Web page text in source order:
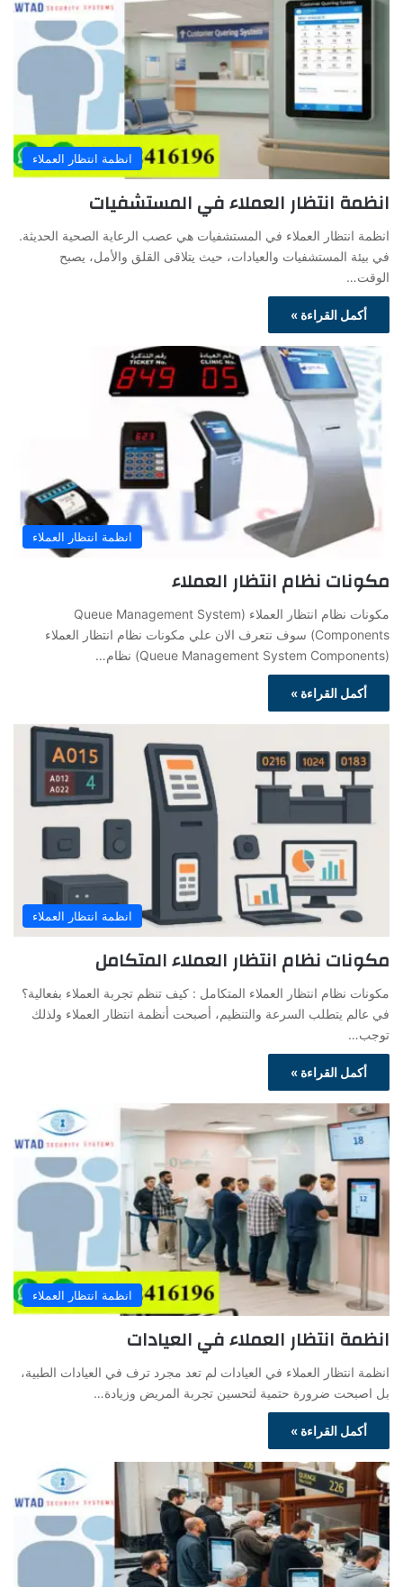
انظمة انتظار العملاء
انظمة انتظار العملاء في المستشفيات
انظمة انتظار العملاء في المستشفيات هي عصب الرعاية الصحية الحديثة.
في بيئة المستشفيات والعيادات، حيث يتلاقى القلق والأمل، يصبح
الوقت…
أكمل القراءة »
انظمة انتظار العملاء
مكونات نظام انتظار العملاء
مكونات نظام انتظار العملاء (Queue Management System
Components) سوف نتعرف الان علي مكونات نظام انتظار العملاء
(Queue Management System Components) نظام…
أكمل القراءة »
انظمة انتظار العملاء
مكونات نظام انتظار العملاء المتكامل
مكونات نظام انتظار العملاء المتكامل : كيف تنظم تجربة العملاء بفعالية؟
في عالم يتطلب السرعة والتنظيم، أصبحت أنظمة انتظار العملاء ولذلك
توجب…
أكمل القراءة »
انظمة انتظار العملاء
انظمة انتظار العملاء في العيادات
انظمة انتظار العملاء في العيادات لم تعد مجرد ترف في العيادات الطبية،
بل اصبحت ضرورة حتمية لتحسين تجربة المريض وزيادة…
أكمل القراءة »